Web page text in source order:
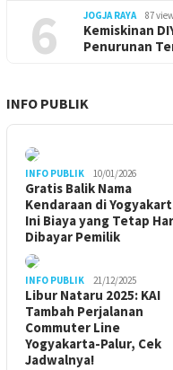
6 JOGJA RAYA 87
Kemiskinan
Penurunan
INFO PUBLIK
INFO PUBLIK 10/01/2026
Gratis Balik Nama
Kendaraan di
Ini Biaya yang Tetap
Dibayar Pemilik
INFO PUBLIK 21/12/2025
Libur Nataru 2025: KAI
Tambah Perjalanan
Commuter Line
Yogyakarta-Palur, Cek
Jadwalnya!